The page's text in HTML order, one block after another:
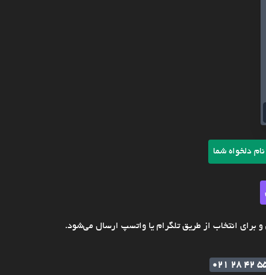
دلخواه شما
انتخاب از طریق تلگرام یا واتسپ ارسال می‌شود.
021 28 42